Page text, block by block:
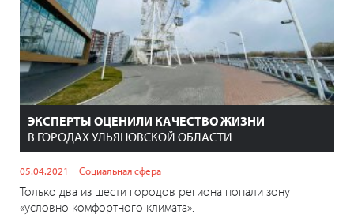
ЭКСПЕРТЫ ОЦЕНИЛИ КАЧЕСТВО ЖИЗНИ
В ГОРОДАХ УЛЬЯНОВСКОЙ ОБЛАСТИ
05.04.2021 Социальная сфера
Только два из шести городов региона попали зону
«условно комфортного климата».